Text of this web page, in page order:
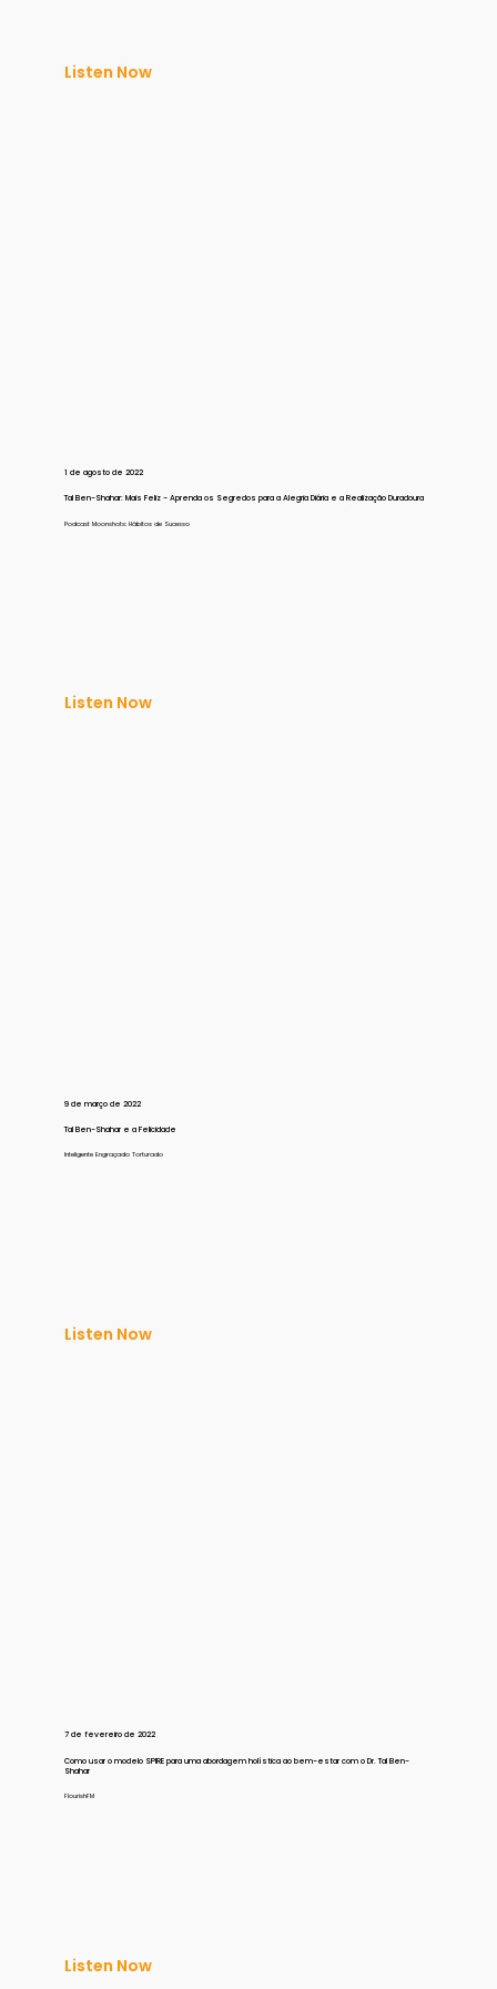
Listen Now
1 de agosto de 2022
Tal Ben-Shahar: Mais Feliz - Aprenda os Segredos para a Alegria Diária e a Realização Duradoura
Podcast Moonshots: Hábitos de Sucesso
Listen Now
9 de março de 2022
Tal Ben-Shahar e a Felicidade
Inteligente Engraçado Torturado
Listen Now
7 de fevereiro de 2022
Como usar o modelo SPIRE para uma abordagem holística ao bem-estar com o Dr. Tal Ben-
Shahar
FlourishFM
Listen Now